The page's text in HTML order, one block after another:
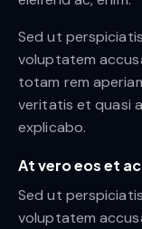
Sed ut
voluptatem
totam rem
veritatis et quasi
explicabo.
At vero eos et
Sed ut
voluptatem